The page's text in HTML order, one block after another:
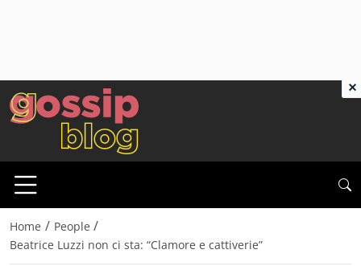
Home / People /
Beatrice Luzzi non ci sta: “Clamore e cattiverie”
×